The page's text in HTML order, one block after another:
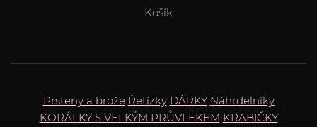
Košík
Prsteny a brože Řetízky DÁRKY Náhrdelníky
KORÁLKY S VELKÝM PRŮVLEKEM KRABIČKY